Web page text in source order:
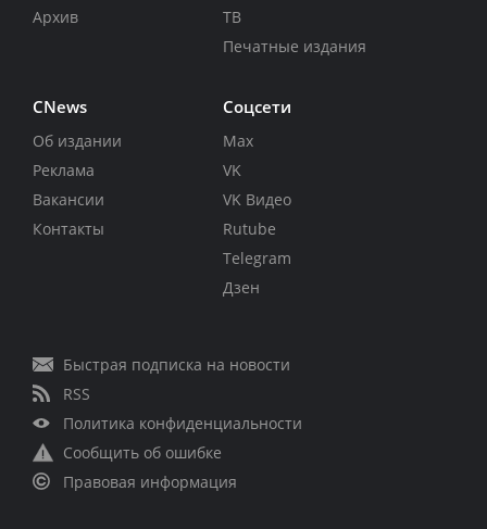
Архив
ТВ
Печатные издания
CNews
Об издании
Реклама
Вакансии
Контакты
Соцсети
Max
VK
VK Видео
Rutube
Telegram
Дзен
Быстрая подписка на новости
RSS
Политика конфиденциальности
Сообщить об ошибке
Правовая информация